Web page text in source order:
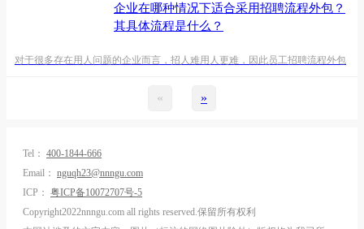
聘流程通常需要签订相关的合同或协议，明确双方的责任和义务。
企业在哪种情况下适合采用招聘流程外包？
其具体流程是什么？
对于很多存在用人问题的企业而言，招人难用人更难，因此员工招聘流程外包
« »
Tel： 400-1844-666
Email： nguqh23@nnngu.com
ICP： 粤ICP备10072707号-5
Copyright2022nnngu.com all rights reserved.保留所有权利